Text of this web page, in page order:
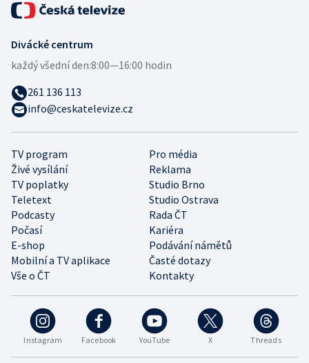
Instagram Facebook YouTube X Threads
TV program
Pro média
Živé vysílání
Reklama
TV poplatky
Studio Brno
Teletext
Studio Ostrava
Podcasty
Rada ČT
Počasí
Kariéra
E-shop
Podávání námětů
Mobilní a TV aplikace
Časté dotazy
Vše o ČT
Kontakty
Divácké centrum
každý všední den:8:00—16:00 hodin
261 136 113
info@ceskatelevize.cz